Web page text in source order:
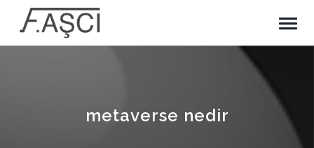
metaverse nedir